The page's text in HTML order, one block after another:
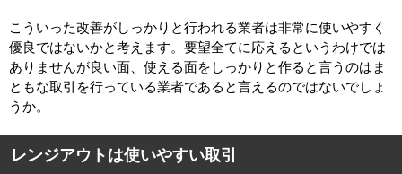
こういった改善がしっかりと行われる業者は非常に使いやすく
優良ではないかと考えます。要望全てに応えるというわけでは
ありませんが良い面、使える面をしっかりと作ると言うのはま
ともな取引を行っている業者であると言えるのではないでしょ
うか。
レンジアウトは使いやすい取引